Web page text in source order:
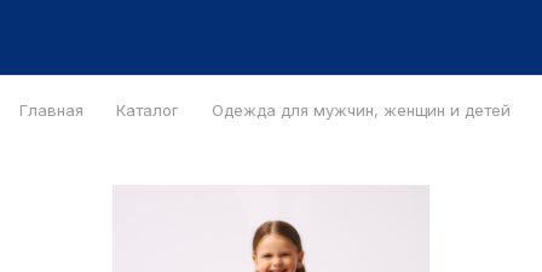
Главная Каталог Одежда для мужчин, женщин и детей